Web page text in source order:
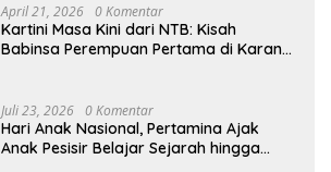
April 21, 2026 0 Komentar
Kartini Masa Kini dari NTB: Kisah
Babinsa Perempuan Pertama di Karang
Juli 23, 2026 0 Komentar
Hari Anak Nasional, Pertamina Ajak
Anak Pesisir Belajar Sejarah hingga